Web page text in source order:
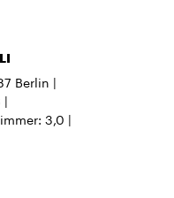
Berlin
3,0